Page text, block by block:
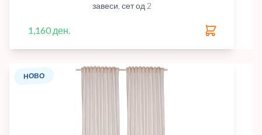
завеси, сет од 2
1,160 ден.
НОВО